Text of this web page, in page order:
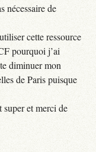
nécessaire de
cette ressource
pourquoi j’ai
diminuer mon
de Paris puisque
et merci de